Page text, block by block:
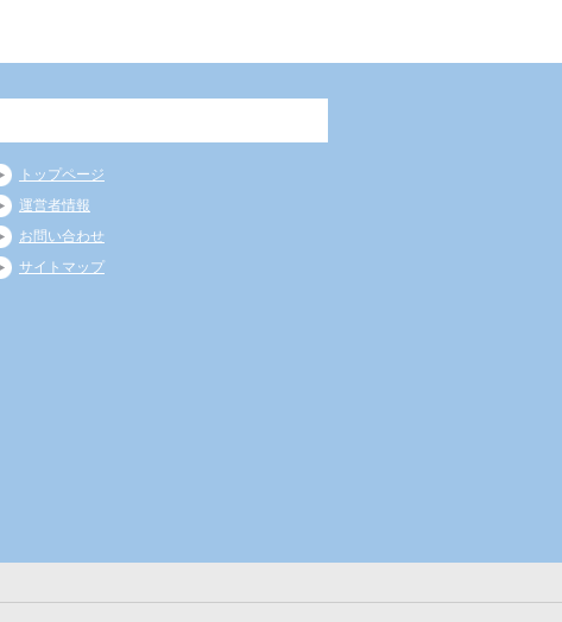
トップページ
運営者情報
お問い合わせ
サイトマップ